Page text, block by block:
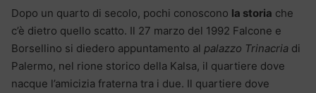
Dopo un quarto di secolo, pochi conoscono la storia che
c’è dietro quello scatto. Il 27 marzo del 1992 Falcone e
Borsellino si diedero appuntamento al palazzo Trinacria di
Palermo, nel rione storico della Kalsa, il quartiere dove
nacque l’amicizia fraterna tra i due. Il quartiere dove